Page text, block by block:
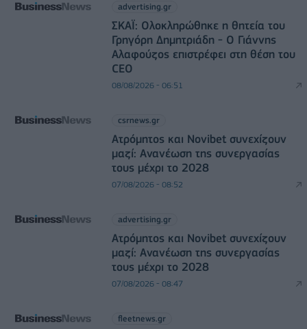
advertising.gr
ΣΚΑΪ: Ολοκληρώθηκε η θητεία του
Γρηγόρη Δημητριάδη - Ο Γιάννης
Αλαφούζος επιστρέφει στη θέση του
CEO
08/08/2026 - 06:51
csrnews.gr
Ατρόμητος και Novibet συνεχίζουν
μαζί: Ανανέωση της συνεργασίας
τους μέχρι το 2028
07/08/2026 - 08:52
advertising.gr
Ατρόμητος και Novibet συνεχίζουν
μαζί: Ανανέωση της συνεργασίας
τους μέχρι το 2028
07/08/2026 - 08:47
fleetnews.gr